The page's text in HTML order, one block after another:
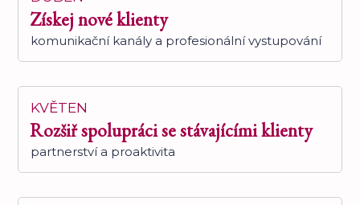
Získej nové klienty
komunikační kanály a profesionální vystupování
KVĚTEN
Rozšiř spolupráci se stávajícími klienty
partnerství a proaktivita